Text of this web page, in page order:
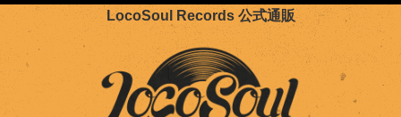
LocoSoul Records 公式通販